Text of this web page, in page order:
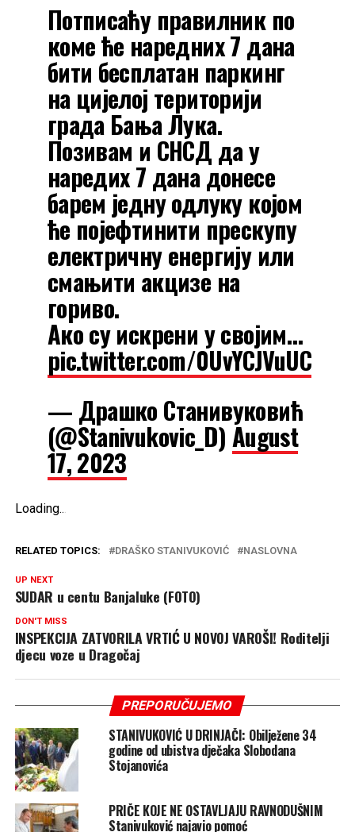
Потписаћу правилник по
коме ће наредних 7 дана
бити бесплатан паркинг
на цијелој територији
града Бања Лука.
Позивам и СНСД да у
наредих 7 дана донесе
барем једну одлуку којом
ће појефтинити прескупу
електричну енергију или
смањити акцизе на
гориво.
Ако су искрени у својим…
pic.twitter.com/0UvYCJVuUC
— Драшко Станивуковић
(@Stanivukovic_D) August
17, 2023
Loading..
RELATED TOPICS: DRAŠKO STANIVUKOVIĆ NASLOVNA
UP NEXT
SUDAR u centu Banjaluke (FOTO)
DON'T MISS
INSPEKCIJA ZATVORILA VRTIĆ U NOVOJ VAROŠI! Roditelji
djecu voze u Dragočaj
PREPORUČUJEMO
STANIVUKOVIĆ U DRINJAČI: Obilježene 34
godine od ubistva dječaka Slobodana
Stojanovića
PRIČE KOJE NE OSTAVLJAJU RAVNODUŠNIM
Stanivuković najavio pomoć